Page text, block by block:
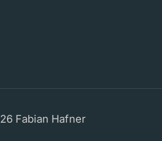
Fabian Hafner